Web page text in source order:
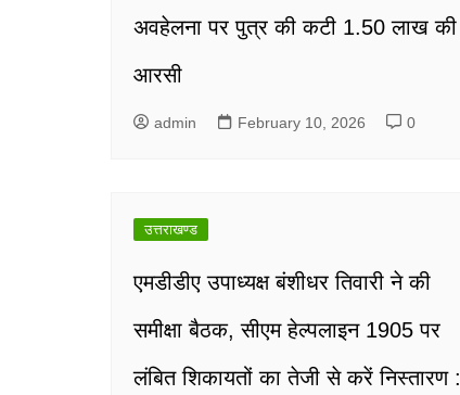
अवहेलना पर पुत्र की कटी 1.50 लाख की
आरसी
admin February 10, 2026 0
उत्तराखण्ड
एमडीडीए उपाध्यक्ष बंशीधर तिवारी ने की
समीक्षा बैठक, सीएम हेल्पलाइन 1905 पर
लंबित शिकायतों का तेजी से करें निस्तारण :